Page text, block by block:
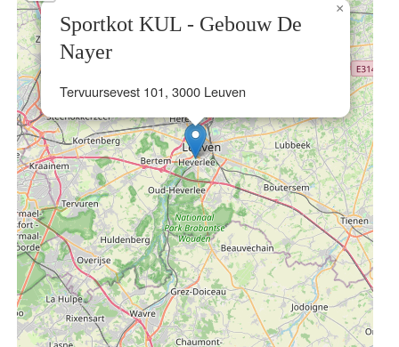
Sportkot KUL - Gebouw De
Nayer
Tervuursevest 101, 3000 Leuven
×